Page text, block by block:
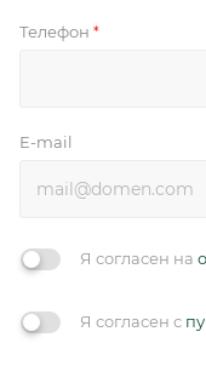
Телефон *
E-mail
Я согласен на
Я согласен с